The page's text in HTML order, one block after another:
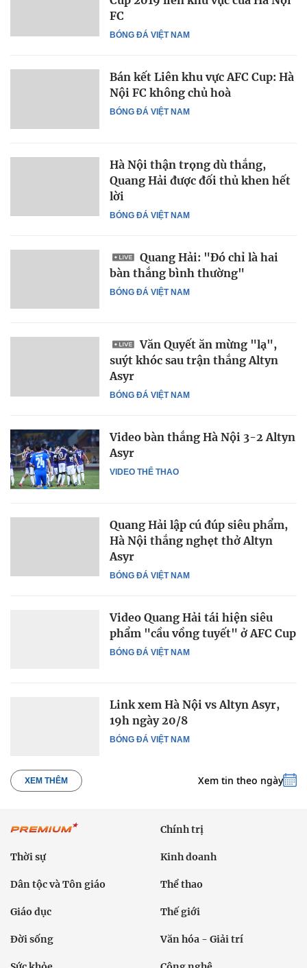
BÓNG ĐÁ VIỆT NAM
FC
BÓNG ĐÁ VIỆT NAM
Bán kết Liên khu vực AFC Cup: Hà
Nội FC không chủ hoà
BÓNG ĐÁ VIỆT NAM
Hà Nội thận trọng dù thắng,
Quang Hải được đối thủ khen hết
lời
BÓNG ĐÁ VIỆT NAM
Quang Hải: "Đó chỉ là hai
bàn thắng bình thường"
BÓNG ĐÁ VIỆT NAM
Văn Quyết ăn mừng "lạ",
suýt khóc sau trận thắng Altyn
Asyr
VIDEO THỂ THAO
Video bàn thắng Hà Nội 3-2 Altyn
Asyr
BÓNG ĐÁ VIỆT NAM
Quang Hải lập cú đúp siêu phẩm,
Hà Nội thắng nghẹt thở Altyn
Asyr
BÓNG ĐÁ VIỆT NAM
Video Quang Hải tái hiện siêu
phẩm "cầu vồng tuyết" ở AFC Cup
BÓNG ĐÁ VIỆT NAM
Link xem Hà Nội vs Altyn Asyr,
19h ngày 20/8
XEM THÊM Xem tin theo ngày
Chính trị
Thời sự Kinh doanh
Dân tộc và Tôn giáo Thể thao
Giáo dục Thế giới
Đời sống Văn hóa - Giải trí